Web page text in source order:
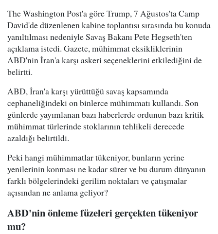
The Washington Post'a göre Trump, 7 Ağustos'ta Camp
David'de düzenlenen kabine toplantısı sırasında bu konuda
yanıltılması nedeniyle Savaş Bakanı Pete Hegseth'ten
açıklama istedi. Gazete, mühimmat eksikliklerinin
ABD'nin İran'a karşı askeri seçeneklerini etkilediğini de
belirtti.
ABD, İran'a karşı yürüttüğü savaş kapsamında
cephaneliğindeki on binlerce mühimmatı kullandı. Son
günlerde yayımlanan bazı haberlerde ordunun bazı kritik
mühimmat türlerinde stoklarının tehlikeli derecede
azaldığı belirtildi.
Peki hangi mühimmatlar tükeniyor, bunların yerine
yenilerinin konması ne kadar sürer ve bu durum dünyanın
farklı bölgelerindeki gerilim noktaları ve çatışmalar
açısından ne anlama geliyor?
ABD'nin önleme füzeleri gerçekten tükeniyor
mu?